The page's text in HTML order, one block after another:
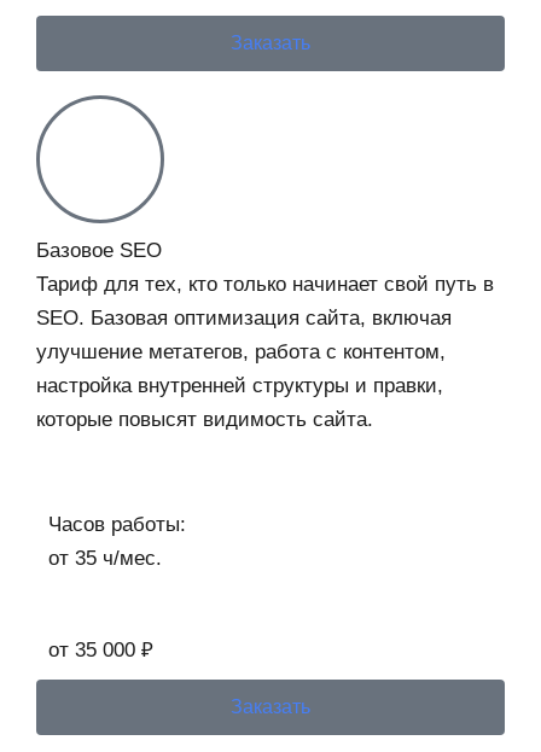
Заказать
Базовое SEO
Тариф для тех, кто только начинает свой путь в
SEO. Базовая оптимизация сайта, включая
улучшение метатегов, работа с контентом,
настройка внутренней структуры и правки,
которые повысят видимость сайта.
Часов работы:
от 35 ч/мес.
от 35 000 ₽
Заказать